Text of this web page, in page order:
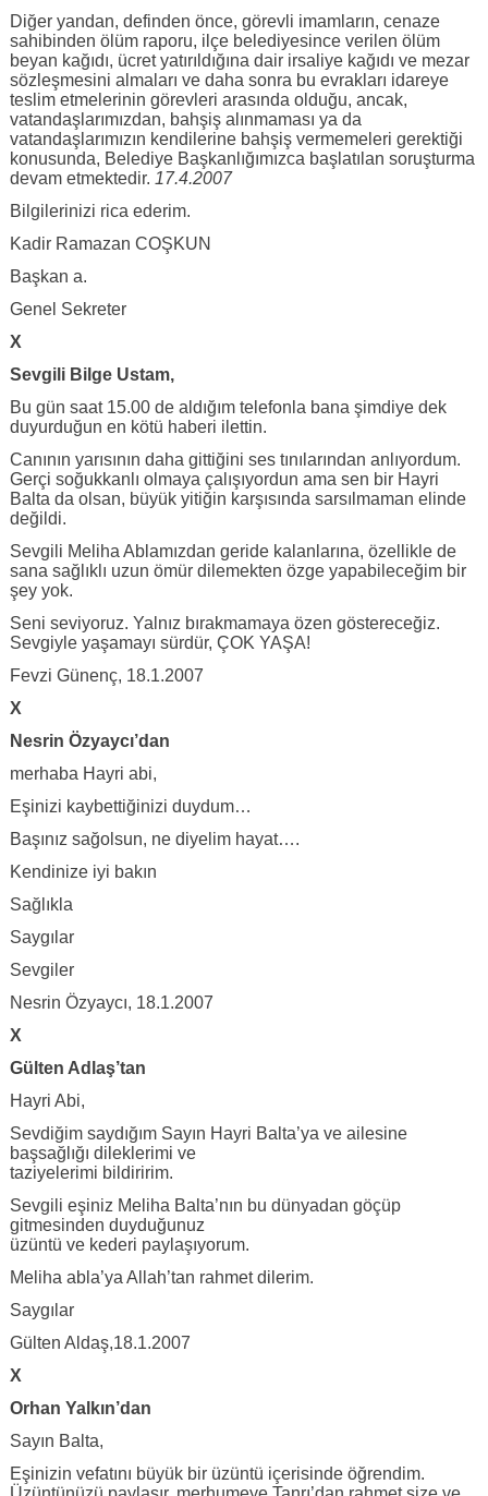
Diğer yandan, definden önce, görevli imamların, cenaze
sahibinden ölüm raporu, ilçe belediyesince verilen ölüm
beyan kağıdı, ücret yatırıldığına dair irsaliye kağıdı ve mezar
sözleşmesini almaları ve daha sonra bu evrakları idareye
teslim etmelerinin görevleri arasında olduğu, ancak,
vatandaşlarımızdan, bahşiş alınmaması ya da
vatandaşlarımızın kendilerine bahşiş vermemeleri gerektiği
konusunda, Belediye Başkanlığımızca başlatılan soruşturma
devam etmektedir.17.4.2007
Bilgilerinizi rica ederim.
Kadir Ramazan COŞKUN
Başkan a.
Genel Sekreter
X
Sevgili Bilge Ustam,
Bu gün saat 15.00 de aldığım telefonla bana şimdiye dek
duyurduğun en kötü haberi ilettin.
Canının yarısının daha gittiğini ses tınılarından anlıyordum.
Gerçi soğukkanlı olmaya çalışıyordun ama sen bir Hayri
Balta da olsan, büyük yitiğin karşısında sarsılmaman elinde
değildi.
Sevgili Meliha Ablamızdan geride kalanlarına, özellikle de
sana sağlıklı uzun ömür dilemekten özge yapabileceğim bir
şey yok.
Seni seviyoruz. Yalnız bırakmamaya özen göstereceğiz.
Sevgiyle yaşamayı sürdür, ÇOK YAŞA!
Fevzi Günenç, 18.1.2007
X
Nesrin Özyaycı’dan
merhaba Hayri abi,
Eşinizi kaybettiğinizi duydum…
Başınız sağolsun, ne diyelim hayat….
Kendinize iyi bakın
Sağlıkla
Saygılar
Sevgiler
Nesrin Özyaycı, 18.1.2007
X
Gülten Adlaş’tan
Hayri Abi,
Sevdiğim saydığım Sayın Hayri Balta’ya ve ailesine
başsağlığı dileklerimi ve
taziyelerimi bildiririm.
Sevgili eşiniz Meliha Balta’nın bu dünyadan göçüp
gitmesinden duyduğunuz
üzüntü ve kederi paylaşıyorum.
Meliha abla’ya Allah’tan rahmet dilerim.
Saygılar
Gülten Aldaş,18.1.2007
X
Orhan Yalkın’dan
Sayın Balta,
Eşinizin vefatını büyük bir üzüntü içerisinde öğrendim.